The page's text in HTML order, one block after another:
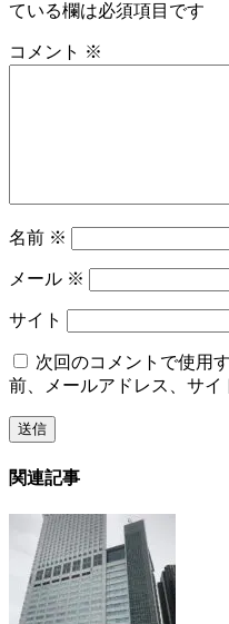
ている欄は必須項目です
コメント ※
名前 ※
メール ※
サイト
次回のコメントで使用
前、メールアドレス、サイ
関連記事